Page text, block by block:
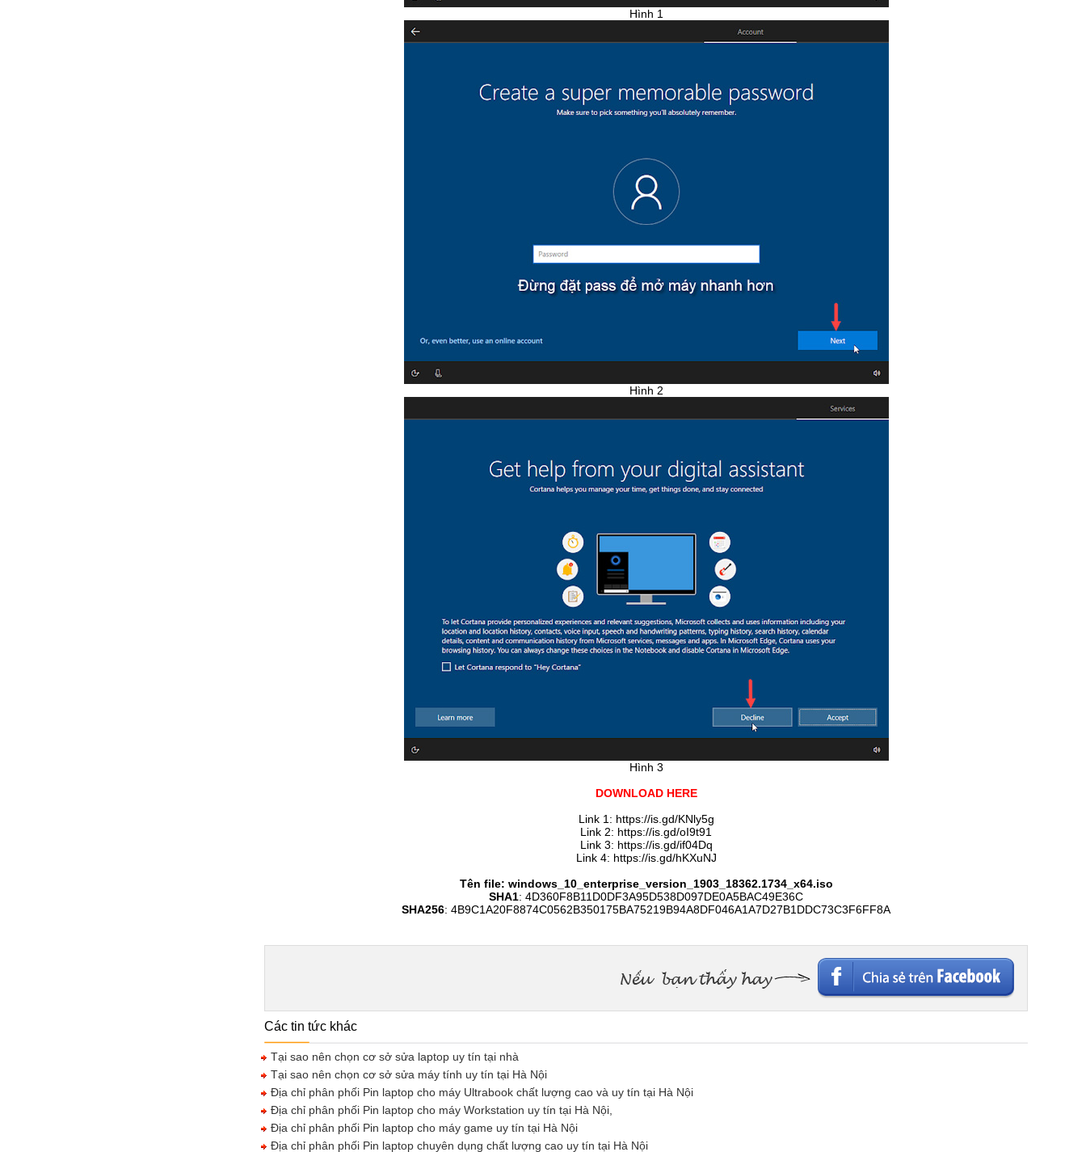
Hình 1
Hình 2
Hình 3
DOWNLOAD HERE
Link 1: https://is.gd/KNly5g
Link 2: https://is.gd/oI9t91
Link 3: https://is.gd/if04Dq
Link 4: https://is.gd/hKXuNJ
Tên file: windows_10_enterprise_version_1903_18362.1734_x64.iso
SHA1: 4D360F8B11D0DF3A95D538D097DE0A5BAC49E36C
SHA256: 4B9C1A20F8874C0562B350175BA75219B94A8DF046A1A7D27B1DDC73C3F6FF8A
Các tin tức khác
Tại sao nên chọn cơ sở sửa laptop uy tín tại nhà
Tại sao nên chọn cơ sở sửa máy tính uy tín tại Hà Nội
Địa chỉ phân phối Pin laptop cho máy Ultrabook chất lượng cao và uy tín tại Hà Nội
Địa chỉ phân phối Pin laptop cho máy Workstation uy tín tại Hà Nội,
Địa chỉ phân phối Pin laptop cho máy game uy tín tại Hà Nội
Địa chỉ phân phối Pin laptop chuyên dụng chất lượng cao uy tín tại Hà Nội